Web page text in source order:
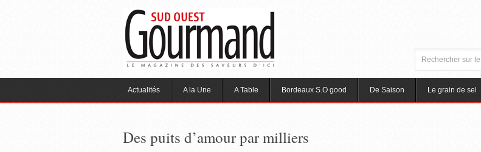
Actualités A la Une A Table Bordeaux S.O good De Saison Le grain de sel
Des puits d’amour par milliers